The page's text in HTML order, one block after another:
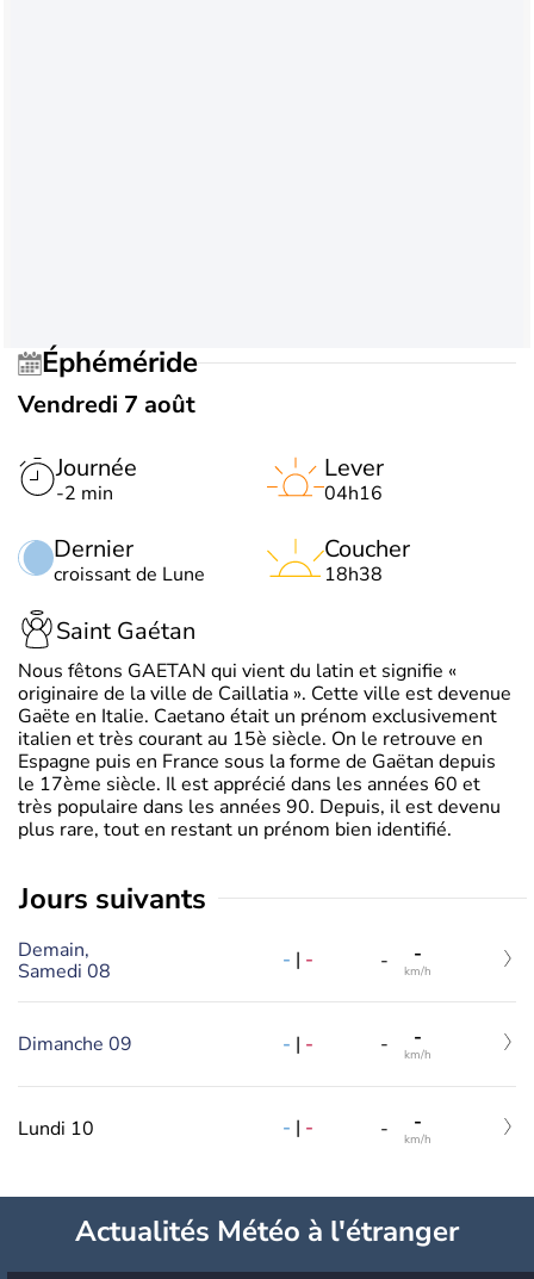
Éphéméride
Vendredi 7 août
Journée
-2 min
Dernier
croissant de Lune
Lever
04h16
Coucher
18h38
Saint Gaétan
Nous fêtons GAETAN qui vient du latin et signifie «
originaire de la ville de Caillatia ». Cette ville est devenue
Gaëte en Italie. Caetano était un prénom exclusivement
italien et très courant au 15è siècle. On le retrouve en
Espagne puis en France sous la forme de Gaëtan depuis
le 17ème siècle. Il est apprécié dans les années 60 et
très populaire dans les années 90. Depuis, il est devenu
plus rare, tout en restant un prénom bien identifié.
jours suivants
Demain,
Samedi 08
- | - - -
km/h
Dimanche 09 - | - - -
km/h
Lundi 10 - | - - -
km/h
Actualités Météo à l'étranger